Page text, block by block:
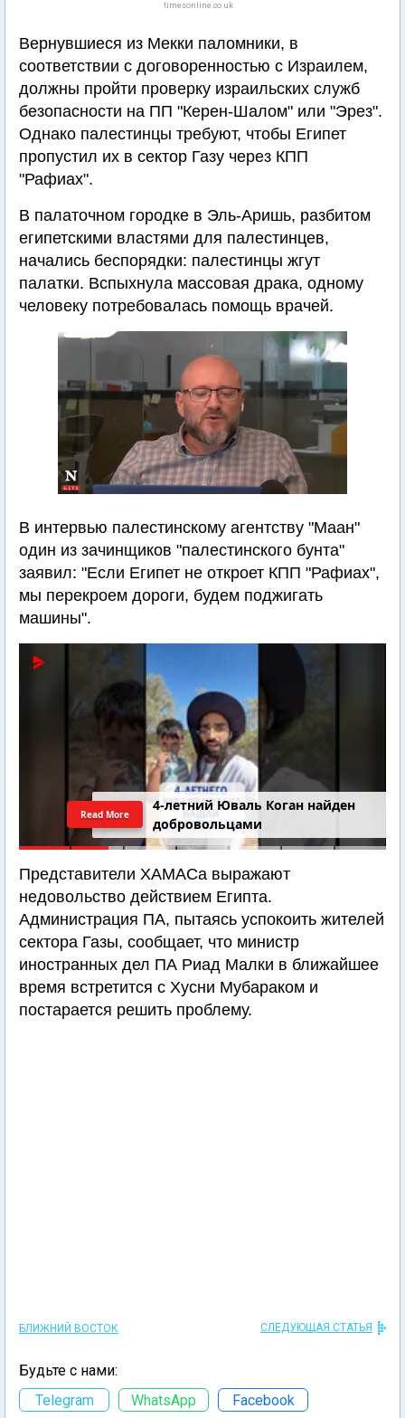
timesonline.co.uk
Вернувшиеся из Мекки паломники, в
соответствии с договоренностью с Израилем,
должны пройти проверку израильских служб
безопасности на ПП "Керен-Шалом" или "Эрез".
Однако палестинцы требуют, чтобы Египет
пропустил их в сектор Газу через КПП
"Рафиах".
В палаточном городке в Эль-Аришь, разбитом
египетскими властями для палестинцев,
начались беспорядки: палестинцы жгут
палатки. Вспыхнула массовая драка, одному
человеку потребовалась помощь врачей.
В интервью палестинскому агентству "Маан"
один из зачинщиков "палестинского бунта"
заявил: "Если Египет не откроет КПП "Рафиах",
мы перекроем дороги, будем поджигать
машины".
4-летний Юваль Коган найден
добровольцами
Read More
Представители ХАМАСа выражают
недовольство действием Египта.
Администрация ПА, пытаясь успокоить жителей
сектора Газы, сообщает, что министр
иностранных дел ПА Риад Малки в ближайшее
время встретится с Хусни Мубараком и
постарается решить проблему.
БЛИЖНИЙ ВОСТОК СЛЕДУЮЩАЯ СТАТЬЯ
Будьте с нами:
Telegram
WhatsApp Facebook